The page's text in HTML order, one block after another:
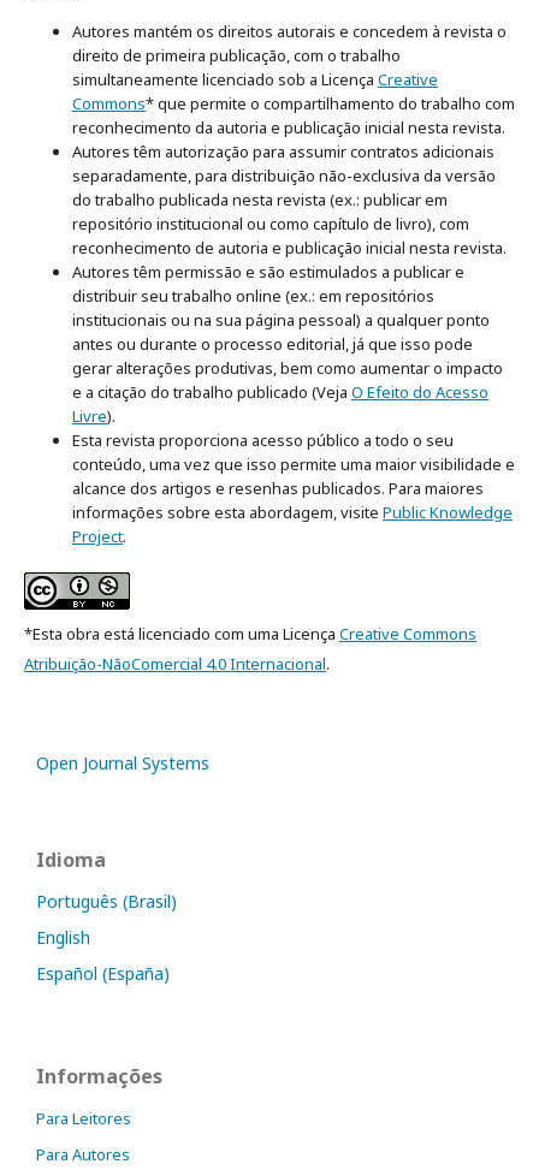
Autores mantém os direitos autorais e concedem à revista o
direito de primeira publicação, com o trabalho
simultaneamente licenciado sob a Licença Creative
Commons* que permite o compartilhamento do trabalho com
reconhecimento da autoria e publicação inicial nesta revista.
Autores têm autorização para assumir contratos adicionais
separadamente, para distribuição não-exclusiva da versão
do trabalho publicada nesta revista (ex.: publicar em
repositório institucional ou como capítulo de livro), com
reconhecimento de autoria e publicação inicial nesta revista.
Autores têm permissão e são estimulados a publicar e
distribuir seu trabalho online (ex.: em repositórios
institucionais ou na sua página pessoal) a qualquer ponto
antes ou durante o processo editorial, já que isso pode
gerar alterações produtivas, bem como aumentar o impacto
e a citação do trabalho publicado (Veja O Efeito do Acesso
Livre).
Esta revista proporciona acesso público a todo o seu
conteúdo, uma vez que isso permite uma maior visibilidade e
alcance dos artigos e resenhas publicados. Para maiores
informações sobre esta abordagem, visite Public Knowledge
Project.
*Esta obra está licenciado com uma Licença Creative Commons
Atribuição-NãoComercial 4.0 Internacional.
Open Journal Systems
Idioma
Português (Brasil)
English
Español (España)
Informações
Para Leitores
Para Autores